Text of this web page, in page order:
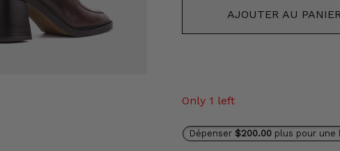
AJOUTER AU
Only 1 left
Dépenser $200.00 plus pour une